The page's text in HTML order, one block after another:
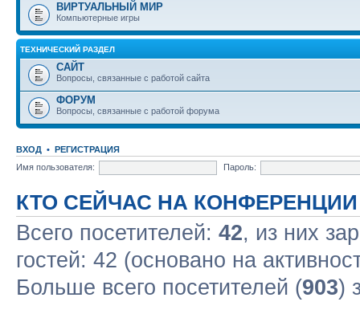
ВИРТУАЛЬНЫЙ МИР
Компьютерные игры
ТЕХНИЧЕСКИЙ РАЗДЕЛ
САЙТ
Вопросы, связанные с работой сайта
ФОРУМ
Вопросы, связанные с работой форума
ВХОД • РЕГИСТРАЦИЯ
Имя пользователя:
Пароль:
КТО СЕЙЧАС НА КОНФЕРЕНЦИИ
Всего посетителей: 42, из них
гостей: 42 (основано на
Больше всего посетителей (903)